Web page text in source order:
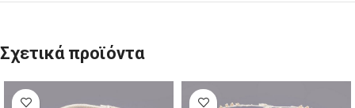
Σχετικά προϊόντα